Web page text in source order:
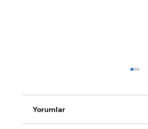
Yorumlar